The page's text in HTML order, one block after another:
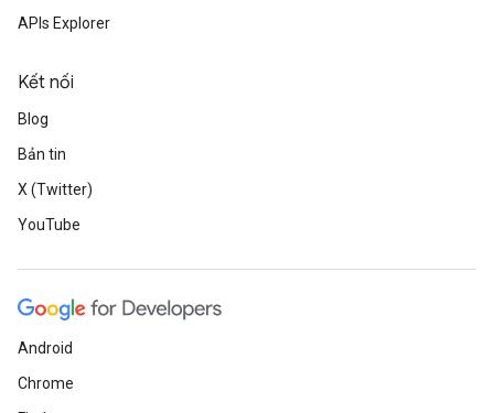
APIs Explorer
Kết nối
Blog
Bản tin
X (Twitter)
YouTube
Android
Chrome